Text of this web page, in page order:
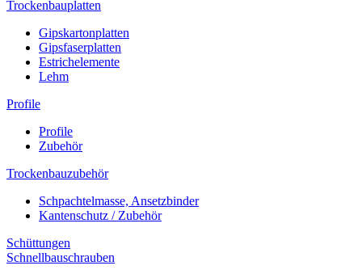
Trockenbauplatten
Gipskartonplatten
Gipsfaserplatten
Estrichelemente
Lehm
Profile
Profile
Zubehör
Trockenbauzubehör
Schpachtelmasse, Ansetzbinder
Kantenschutz / Zubehör
Schüttungen
Schnellbauschrauben